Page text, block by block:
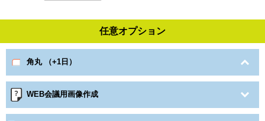
任意オプション
角丸 （+1日）
WEB会議用画像作成